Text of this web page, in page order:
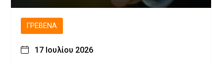
ΓΡΕΒΕΝΆ
17 Ιουλίου 2026